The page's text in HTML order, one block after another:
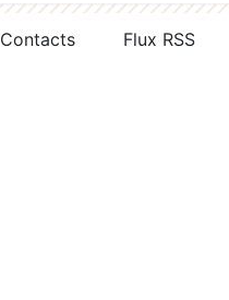
Contacts Flux RSS